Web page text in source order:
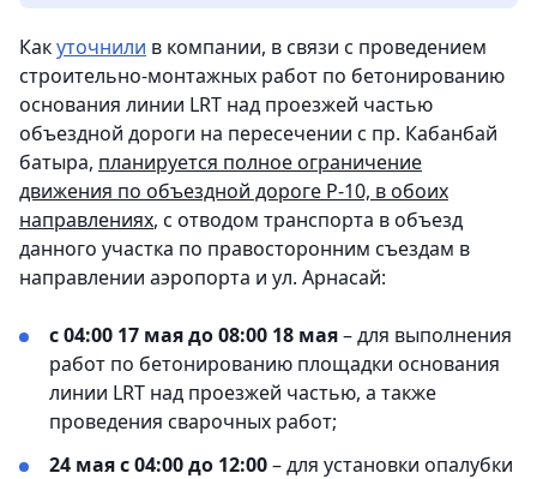
Какуточнили в компании, в связи с проведением
строительно-монтажных работ по бетонированию
основания линии LRT над проезжей частью
объездной дороги на пересечении с пр. Кабанбай
батыра, планируется полное ограничение
движения по объездной дороге Р-10, в обоих
направлениях, с отводом транспорта в объезд
данного участка по правосторонним съездам в
направлении аэропорта и ул. Арнасай:
с 04:00 17 мая до 08:00 18 мая– для выполнения
работ по бетонированию площадки основания
линии LRT над проезжей частью, а также
проведения сварочных работ;
24 мая с 04:00 до 12:00– для установки опалубки